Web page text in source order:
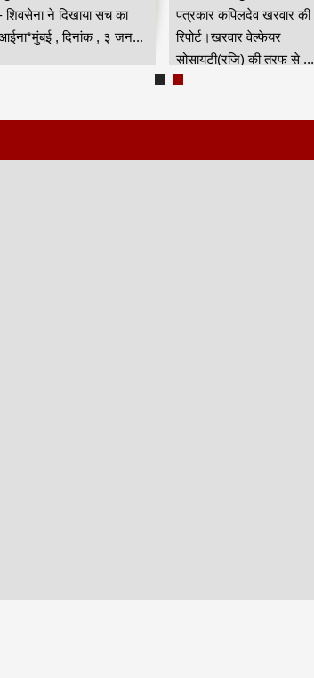
शिवसेना ने दिखाया सच का
, दिनांक , ३ जन...
पत्रकार कपिलदेव खरवार की
रिपोर्ट।खरवार वेल्फेयर
सोसायटी(रजि) की तरफ से ...